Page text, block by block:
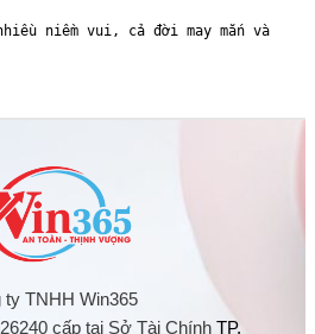
niềm vui, cả đời may mắn và
ty TNHH Win365
cấp tại Sở Tài Chính TP.